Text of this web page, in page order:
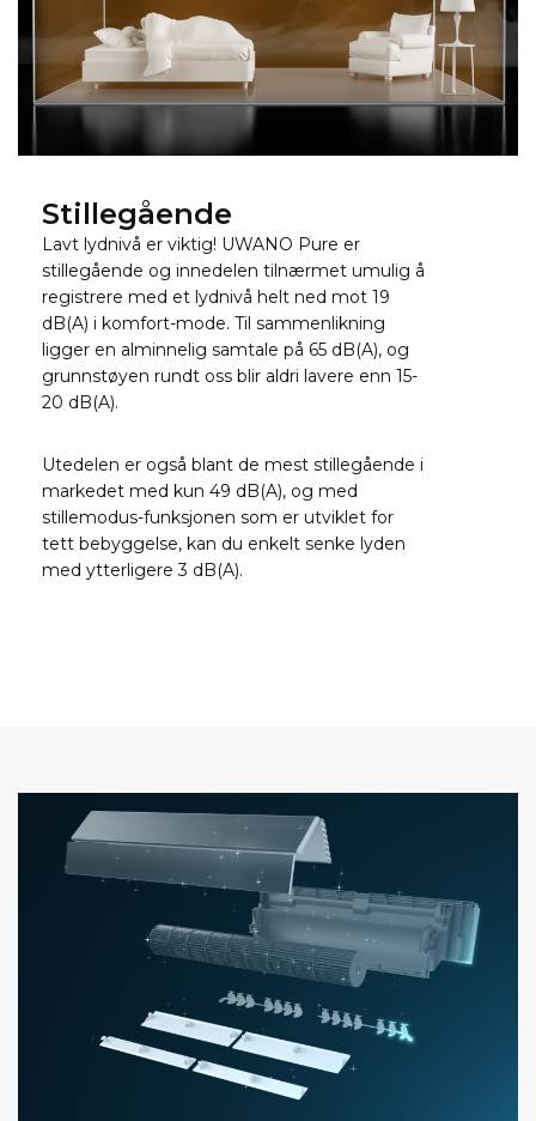
Stillegående
Lavt lydnivå er viktig! UWANO Pure er
stillegående og innedelen tilnærmet umulig å
registrere med et lydnivå helt ned mot 19
dB(A) i komfort-mode. Til sammenlikning
ligger en alminnelig samtale på 65 dB(A), og
grunnstøyen rundt oss blir aldri lavere enn 15-
20 dB(A).
Utedelen er også blant de mest stillegående i
markedet med kun 49 dB(A), og med
stillemodus-funksjonen som er utviklet for
tett bebyggelse, kan du enkelt senke lyden
med ytterligere 3 dB(A).